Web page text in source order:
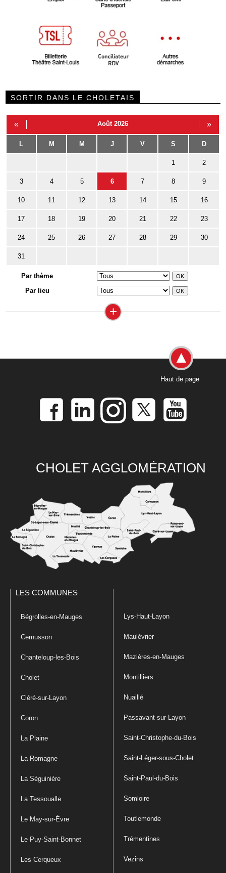
SORTIR DANS LE CHOLETAIS
« Août 2026 »
L M M J V S D
1 2
3 4 5 6 7 8 9
10 11 12 13 14 15 16
17 18 19 20 21 22 23
24 25 26 27 28 29 30
31
Par thème
Par lieu
+
Haut de page
CHOLET AGGLOMÉRATION
LES COMMUNES
Bégrolles-en-Mauges
Cernusson
Chanteloup-les-Bois
Cholet
Cléré-sur-Layon
Coron
La Plaine
La Romagne
La Séguinière
La Tessoualle
Le May-sur-Èvre
Le Puy-Saint-Bonnet
Les Cerqueux
Lys-Haut-Layon
Maulévrier
Mazières-en-Mauges
Montilliers
Nuaillé
Passavant-sur-Layon
Saint-Christophe-du-Bois
Saint-Léger-sous-Cholet
Saint-Paul-du-Bois
Somloire
Toutlemonde
Trémentines
Vezins